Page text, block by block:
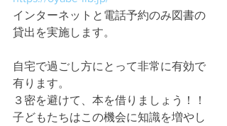
インターネットと電話予約のみ図書の
貸出を実施します。
自宅で過ごし方にとって非常に有効で
有ります。
３密を避けて、本を借りましょう！！
子どもたちはこの機会に知識を増やし